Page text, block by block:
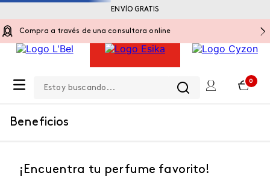
Compra a través de una consultora online
0
ENVÍO GRATIS
Beneficios
¡Encuentra tu perfume favorito!